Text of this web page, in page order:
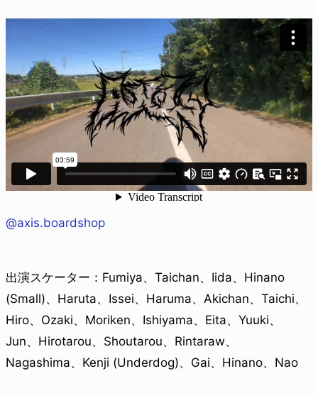
@axis.boardshop
出演スケーター：Fumiya、Taichan、Iida、Hinano
(Small)、Haruta、Issei、Haruma、Akichan、Taichi、
Hiro、Ozaki、Moriken、Ishiyama、Eita、Yuuki、
Jun、Hirotarou、Shoutarou、Rintaraw、
Nagashima、Kenji (Underdog)、Gai、Hinano、Nao